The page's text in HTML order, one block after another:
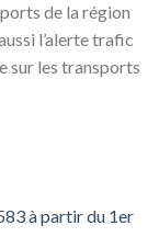
de la région
l’alerte trafic
sur les transports
à partir du 1er